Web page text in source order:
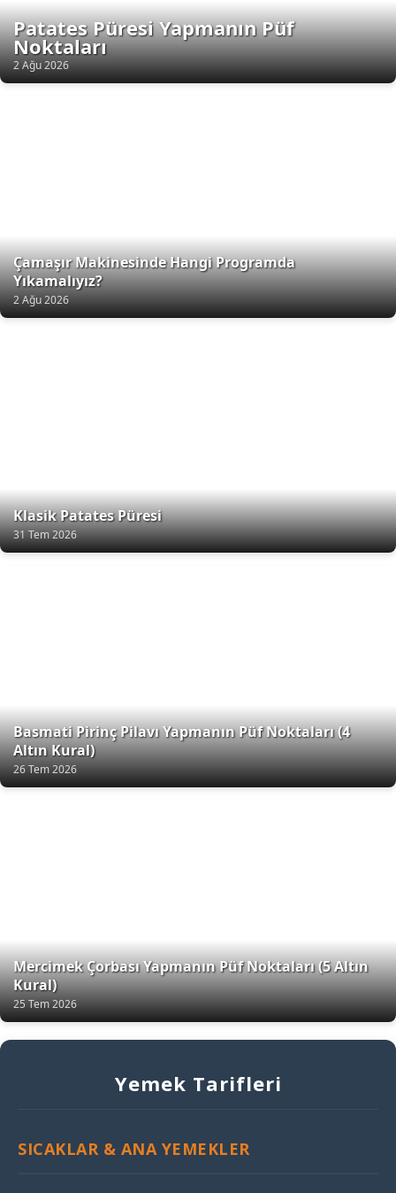
Patates Püresi Yapmanın Püf
Noktaları
2 Ağu 2026
Çamaşır Makinesinde Hangi Programda
Yıkamalıyız?
2 Ağu 2026
Klasik Patates Püresi
31 Tem 2026
Basmati Pirinç Pilavı Yapmanın Püf Noktaları (4
Altın Kural)
26 Tem 2026
Mercimek Çorbası Yapmanın Püf Noktaları (5 Altın
Kural)
25 Tem 2026
Yemek Tarifleri
SICAKLAR & ANA YEMEKLER